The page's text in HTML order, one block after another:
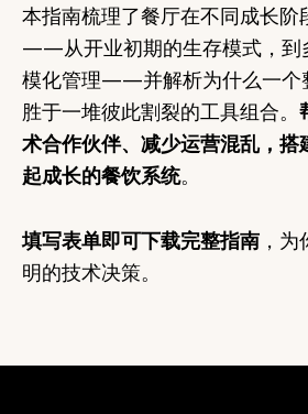
本指南梳理了餐厅在不同成长阶
——从开业初期的生存模式，到
模化管理——并解析为什么一个
胜于一堆彼此割裂的工具组合。
术合作伙伴、减少运营混乱，搭
起成长的餐饮系统。
填写表单即可下载完整指南 ，
明的技术决策。